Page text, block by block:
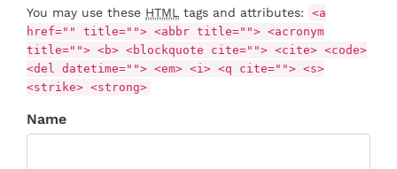
You may use these HTML tags and attributes:
<a
href="" title=""> <abbr title=""> <acronym
title=""> <b> <blockquote cite=""> <cite> <code>
<del datetime=""> <em> <i> <q cite=""> <s>
<strike> <strong>
Name